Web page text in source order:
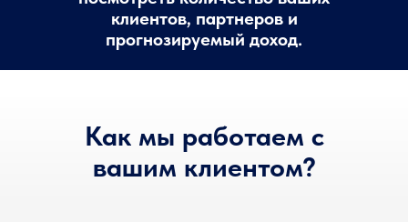
клиентов, партнеров и
прогнозируемый доход.
Как мы работаем с
вашим клиентом?